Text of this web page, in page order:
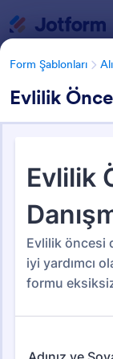
Form Şablonları
Evlilik
Form Şablonları
Alım
Form Şablonu